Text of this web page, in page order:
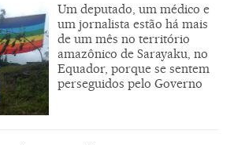
Um deputado, um médico e
um jornalista estão há mais
de um mês no território
amazônico de Sarayaku, no
Equador, porque se sentem
perseguidos pelo Governo